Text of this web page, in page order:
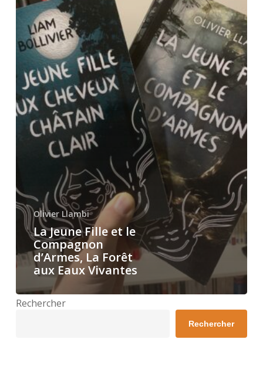
La
Forêt
aux
Eaux
Vivantes
Olivier Llambi
La Jeune Fille et le
Compagnon
d’Armes, La Forêt
aux Eaux Vivantes
Rechercher
Rechercher